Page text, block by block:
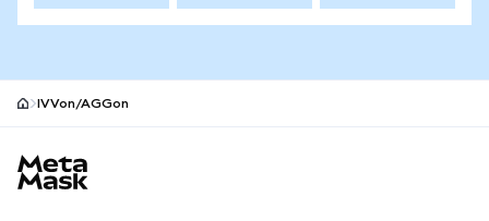
IVVon/AGGon